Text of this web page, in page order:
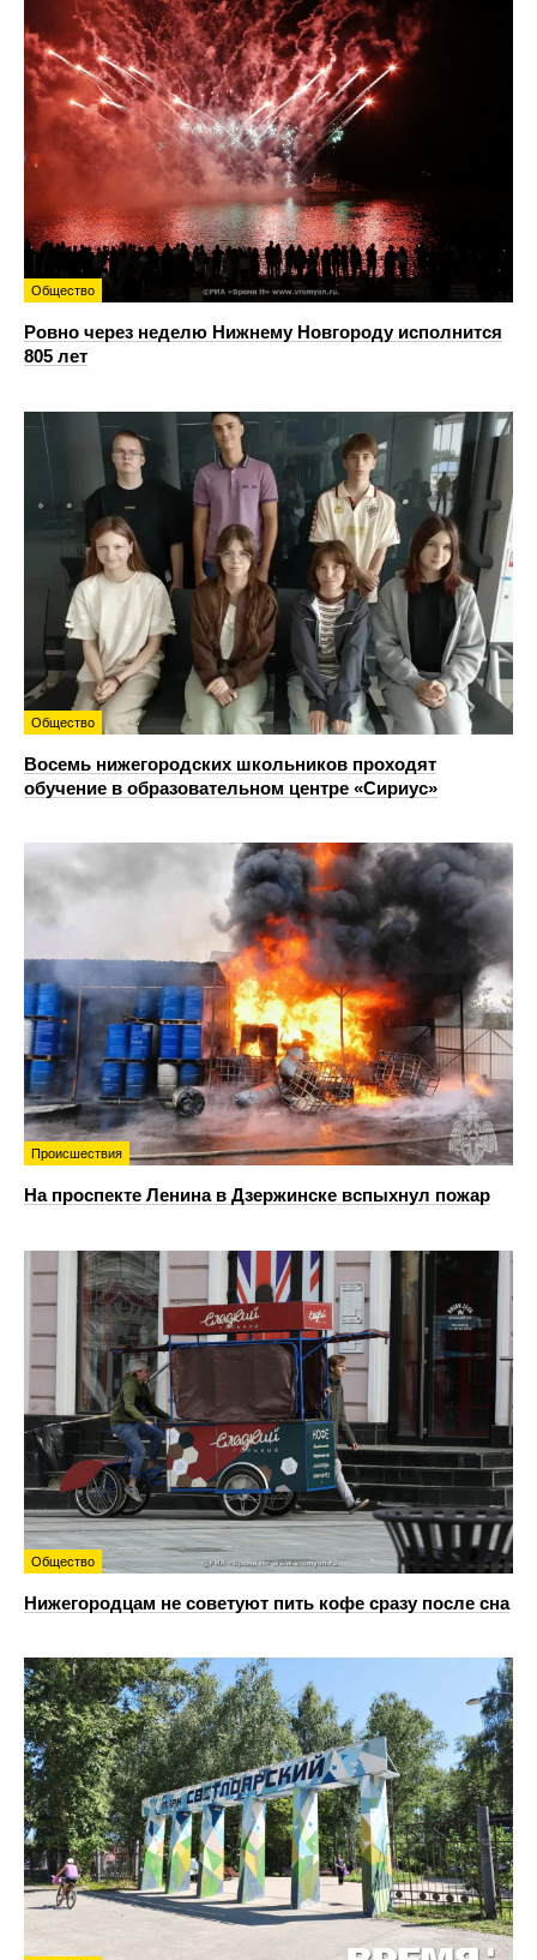
Общество
Ровно через неделю Нижнему Новгороду исполнится
805 лет
Общество
Восемь нижегородских школьников проходят
обучение в образовательном центре «Сириус»
Происшествия
На проспекте Ленина в Дзержинске вспыхнул пожар
Общество
Нижегородцам не советуют пить кофе сразу после сна